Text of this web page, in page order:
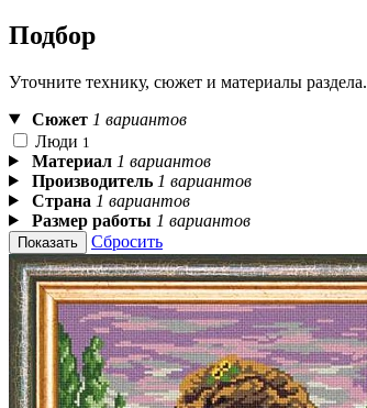
Подбор
Уточните технику, сюжет и материалы раздела.
Сюжет 1 вариантов
Люди 1
Материал 1 вариантов
Производитель 1 вариантов
Страна 1 вариантов
Размер работы 1 вариантов
Показать Сбросить